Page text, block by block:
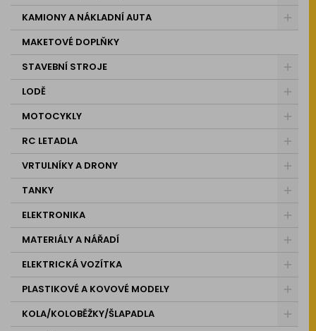
KAMIONY A NÁKLADNÍ AUTA
MAKETOVÉ DOPLŇKY
STAVEBNÍ STROJE
LODĚ
MOTOCYKLY
RC LETADLA
VRTULNÍKY A DRONY
TANKY
ELEKTRONIKA
MATERIÁLY A NÁŘADÍ
ELEKTRICKÁ VOZÍTKA
PLASTIKOVÉ A KOVOVÉ MODELY
KOLA/KOLOBĚŽKY/ŠLAPADLA